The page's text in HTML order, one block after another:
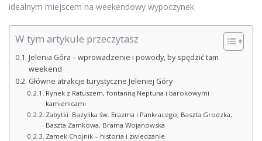
idealnym miejscem na weekendowy wypoczynek.
W tym artykule przeczytasz
Jelenia Góra – wprowadzenie i powody, by spędzić tam
weekend
Główne atrakcje turystyczne Jeleniej Góry
Rynek z Ratuszem, fontanną Neptuna i barokowymi
kamienicami
Zabytki: Bazylika św. Erazma i Pankracego, Baszta Grodzka,
Baszta Zamkowa, Brama Wojanowska
Zamek Chojnik – historia i zwiedzanie